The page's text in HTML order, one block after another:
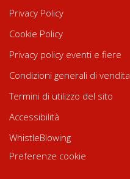
Privacy Policy
Cookie Policy
Privacy policy eventi e fiere
Condizioni generali di vendita
Termini di utilizzo del sito
Accessibilità
WhistleBlowing
Preferenze cookie